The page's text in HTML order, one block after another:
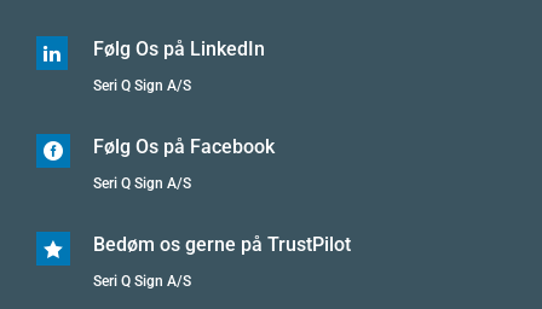
 Følg Os på LinkedIn
Seri Q Sign A/S
 Følg Os på Facebook
Seri Q Sign A/S
 Bedøm os gerne på TrustPilot
Seri Q Sign A/S